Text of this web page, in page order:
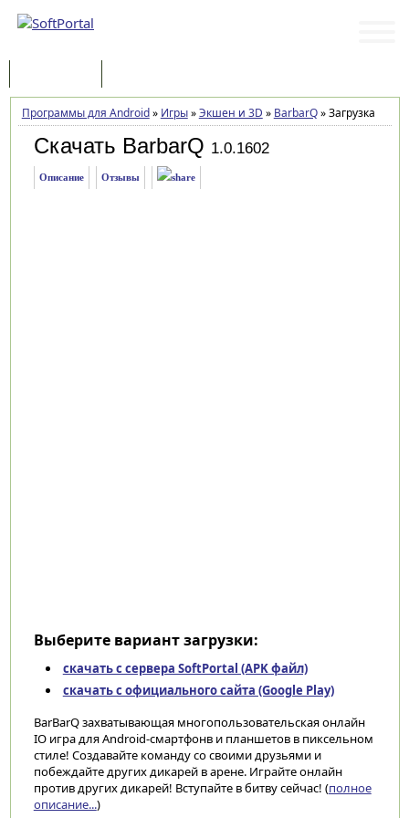
Программы для Android» Игры»Экшен и 3D » BarbarQ»Загрузка
Скачать BarbarQ 1.0.1602
Описание Отзывы
Выберите вариант загрузки:
скачать с сервера SoftPortal (APK файл)
скачать с официального сайта (Google Play)
BarBarQ захватывающая многопользовательская онлайн
IO игра для Android-смартфонв и планшетов в пиксельном
стиле! Создавайте команду со своими друзьями и
побеждайте других дикарей в арене. Играйте онлайн
против других дикарей! Вступайте в битву сейчас! (полное
описание...)